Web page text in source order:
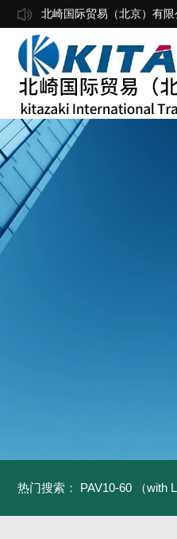
北崎国际贸易（北京）有限
热门搜索： PAV10-60 （with